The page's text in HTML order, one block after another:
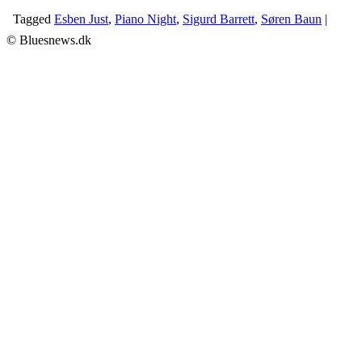
Tagged Esben Just, Piano Night, Sigurd Barrett, Søren Baun |
© Bluesnews.dk